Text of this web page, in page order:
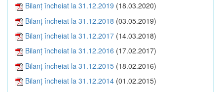
Bilanţ încheiat la 31.12.2019 (18.03.2020)
Bilanţ încheiat la 31.12.2018 (03.05.2019)
Bilanţ încheiat la 31.12.2017 (14.03.2018)
Bilanţ încheiat la 31.12.2016 (17.02.2017)
Bilanţ încheiat la 31.12.2015 (18.02.2016)
Bilanţ încheiat la 31.12.2014 (01.02.2015)